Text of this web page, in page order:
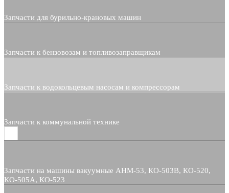
Запчасти для бурильно-крановых машин
Запчасти к бензовозам и топливозаправщикам
Запчасти к водокольцевым насосам и компрессорам
Запчасти к коммунальной технике
Запчасти на машины вакуумные АНМ-53, КО-503В, КО-520,
КО-505А, КО-523